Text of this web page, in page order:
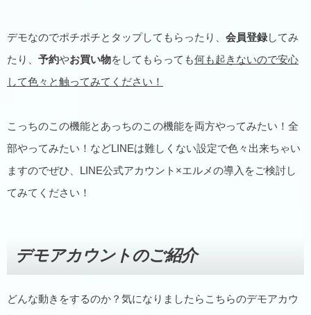
デモなのでポチポチとタップしてもらったり、 会員登録してみ
たり、 予約やお買い物をしてもらっても何も起きないので安心
して色々と触ってみてください！
こっちのこの機能とあっちのこの機能を両方やってみたい！全
部やってみたい！などLINEは難しくない設定で色々出来ちゃい
ますのでぜひ、LINE公式アカウント×エルメの導入をご検討し
てみてください！
デモアカウントのご紹介
どんな動きをするのか？気になりましたらこちらのデモアカウ